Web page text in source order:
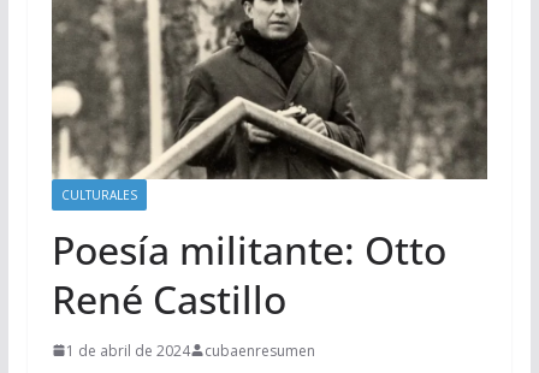
CULTURALES
Poesía militante: Otto
René Castillo
1 de abril de 2024 cubaenresumen